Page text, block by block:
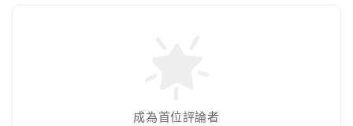
成為首位評論者